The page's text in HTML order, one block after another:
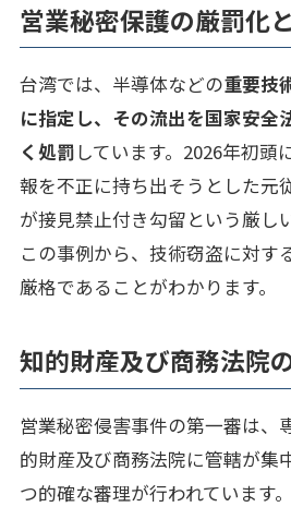
営業秘密保護の厳罰化
台湾では、半導体などの重要技
に指定し、その流出を国家安全
く処罰 しています。2026年初頭
報を不正に持ち出そうとした元
が接見禁止付き勾留という厳し
この事例から、技術窃盗に対す
厳格であることがわかります。
知的財産及び商務法院
営業秘密侵害事件の第一審は、
的財産及び商務法院に管轄が集
つ的確な審理が行われています